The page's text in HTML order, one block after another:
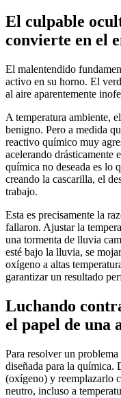
El culpable
convierte en el
El malentendido
activo en su horno. El
al aire aparentemente
A temperatura ambiente,
benigno. Pero a medida
reactivo químico muy
acelerando drásticamente
química no deseada es lo
creando la cascarilla, el
trabajo.
Esta es precisamente la
fallaron. Ajustar la
una tormenta de lluvia
esté bajo la lluvia, se
oxígeno a altas
garantizar un resultado
Luchando
el papel de una
Para resolver un
diseñada para la química.
(oxígeno) y reemplazarlo
neutro, incluso a